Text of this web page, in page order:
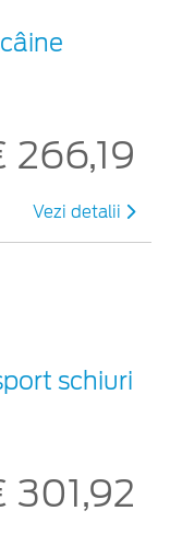
266,19
Vezi detalii
schiuri
301,92